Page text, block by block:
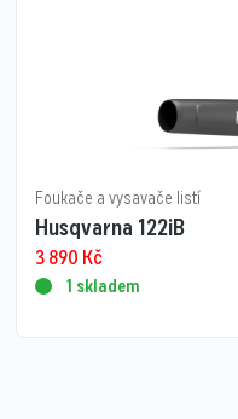
Foukače a vysavače listí
Husqvarna 122iB
3 890 Kč
1 skladem